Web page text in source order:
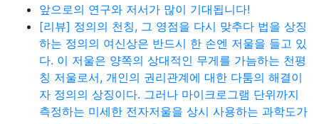
앞으로의 연구와 저서가 많이 기대됩니다!
[리뷰] 정의의 천칭, 그 영점을 다시 맞추다 법을 상징
하는 정의의 여신상은 반드시 한 손엔 저울을 들고 있
다. 이 저울은 양쪽의 상대적인 무게를 가늠하는 천평
칭 저울로서, 개인의 권리관계에 대한 다툼의 해결이
자 정의의 상징이다. 그러나 마이크로그램 단위까지
측정하는 미세한 전자저울을 상시 사용하는 과학도가